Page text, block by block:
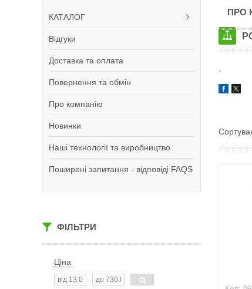
КАТАЛОГ
Відгуки
Доставка та оплата
Повернення та обмін
Про компанію
Новинки
Наші технології та виробництво
Поширені запитання - відповіді FAQS
ФІЛЬТРИ
Ціна
ПРО
`